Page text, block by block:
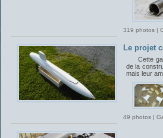
319 photos |
Le projet
Cette
de la
mais leur
49 photos |